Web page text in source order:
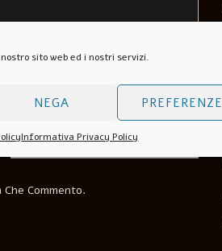
sito web ed i nostri servizi.
NEGA PREFERENZE
Informativa Privacy Policy
Commento.